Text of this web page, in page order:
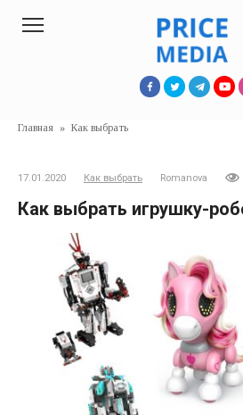
Главная » Как выбрать
17.01.2020 Как выбрать Romanova
Как выбрать игрушку-